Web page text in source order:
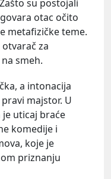
su postojali
otac očito
metafizičke teme.
za
smeh.
a intonacija
majstor. U
uticaj braće
komedije i
koje je
priznanju